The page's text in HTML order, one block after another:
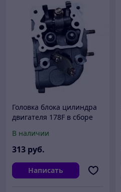
Головка блока цилиндра
двигателя 178F в сборе
В наличии
313 руб.
Написать